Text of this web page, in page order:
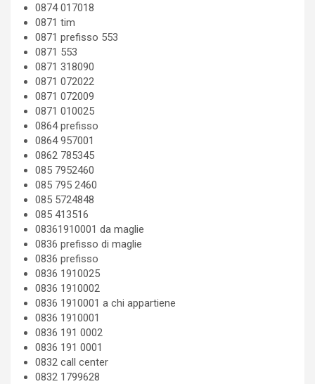
0874 017018
0871 tim
0871 prefisso 553
0871 553
0871 318090
0871 072022
0871 072009
0871 010025
0864 prefisso
0864 957001
0862 785345
085 7952460
085 795 2460
085 5724848
085 413516
08361910001 da maglie
0836 prefisso di maglie
0836 prefisso
0836 1910025
0836 1910002
0836 1910001 a chi appartiene
0836 1910001
0836 191 0002
0836 191 0001
0832 call center
0832 1799628